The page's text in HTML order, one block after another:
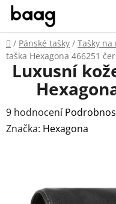
Přejít
obsah
Domů
/ Pánské tašky / Tašky na
taška Hexagona 466251
Luxusní
Průměrné
hodnocení
9 hodnocení
Značka: Hexagona